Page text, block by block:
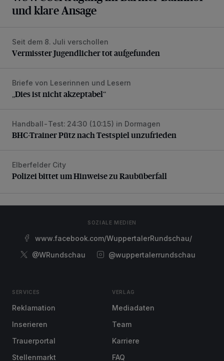
und klare Ansage
Vermisster Jugendlicher tot aufgefunden
Seit dem 8. Juli verschollen
Vermisster Jugendlicher tot aufgefunden
„Dies ist nicht akzeptabel“
Briefe von Leserinnen und Lesern
„Dies ist nicht akzeptabel“
BHC-Trainer Pütz nach Testspiel unzufrieden
Handball-Test: 24:30 (10:15) in Dormagen
BHC-Trainer Pütz nach Testspiel unzufrieden
Polizei bittet um Hinweise zu Raubüberfall
Elberfelder City
Polizei bittet um Hinweise zu Raubüberfall
SOZIALE MEDIEN
www.facebook.com/WuppertalerRundschau/
@WRundschau
@wuppertalerrundschau
SERVICES
Reklamation
Inserieren
Trauerportal
Stellenmarkt
VERLAG
Mediadaten
Team
Karriere
FAQ